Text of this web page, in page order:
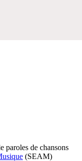
paroles de chansons
(SEAM)